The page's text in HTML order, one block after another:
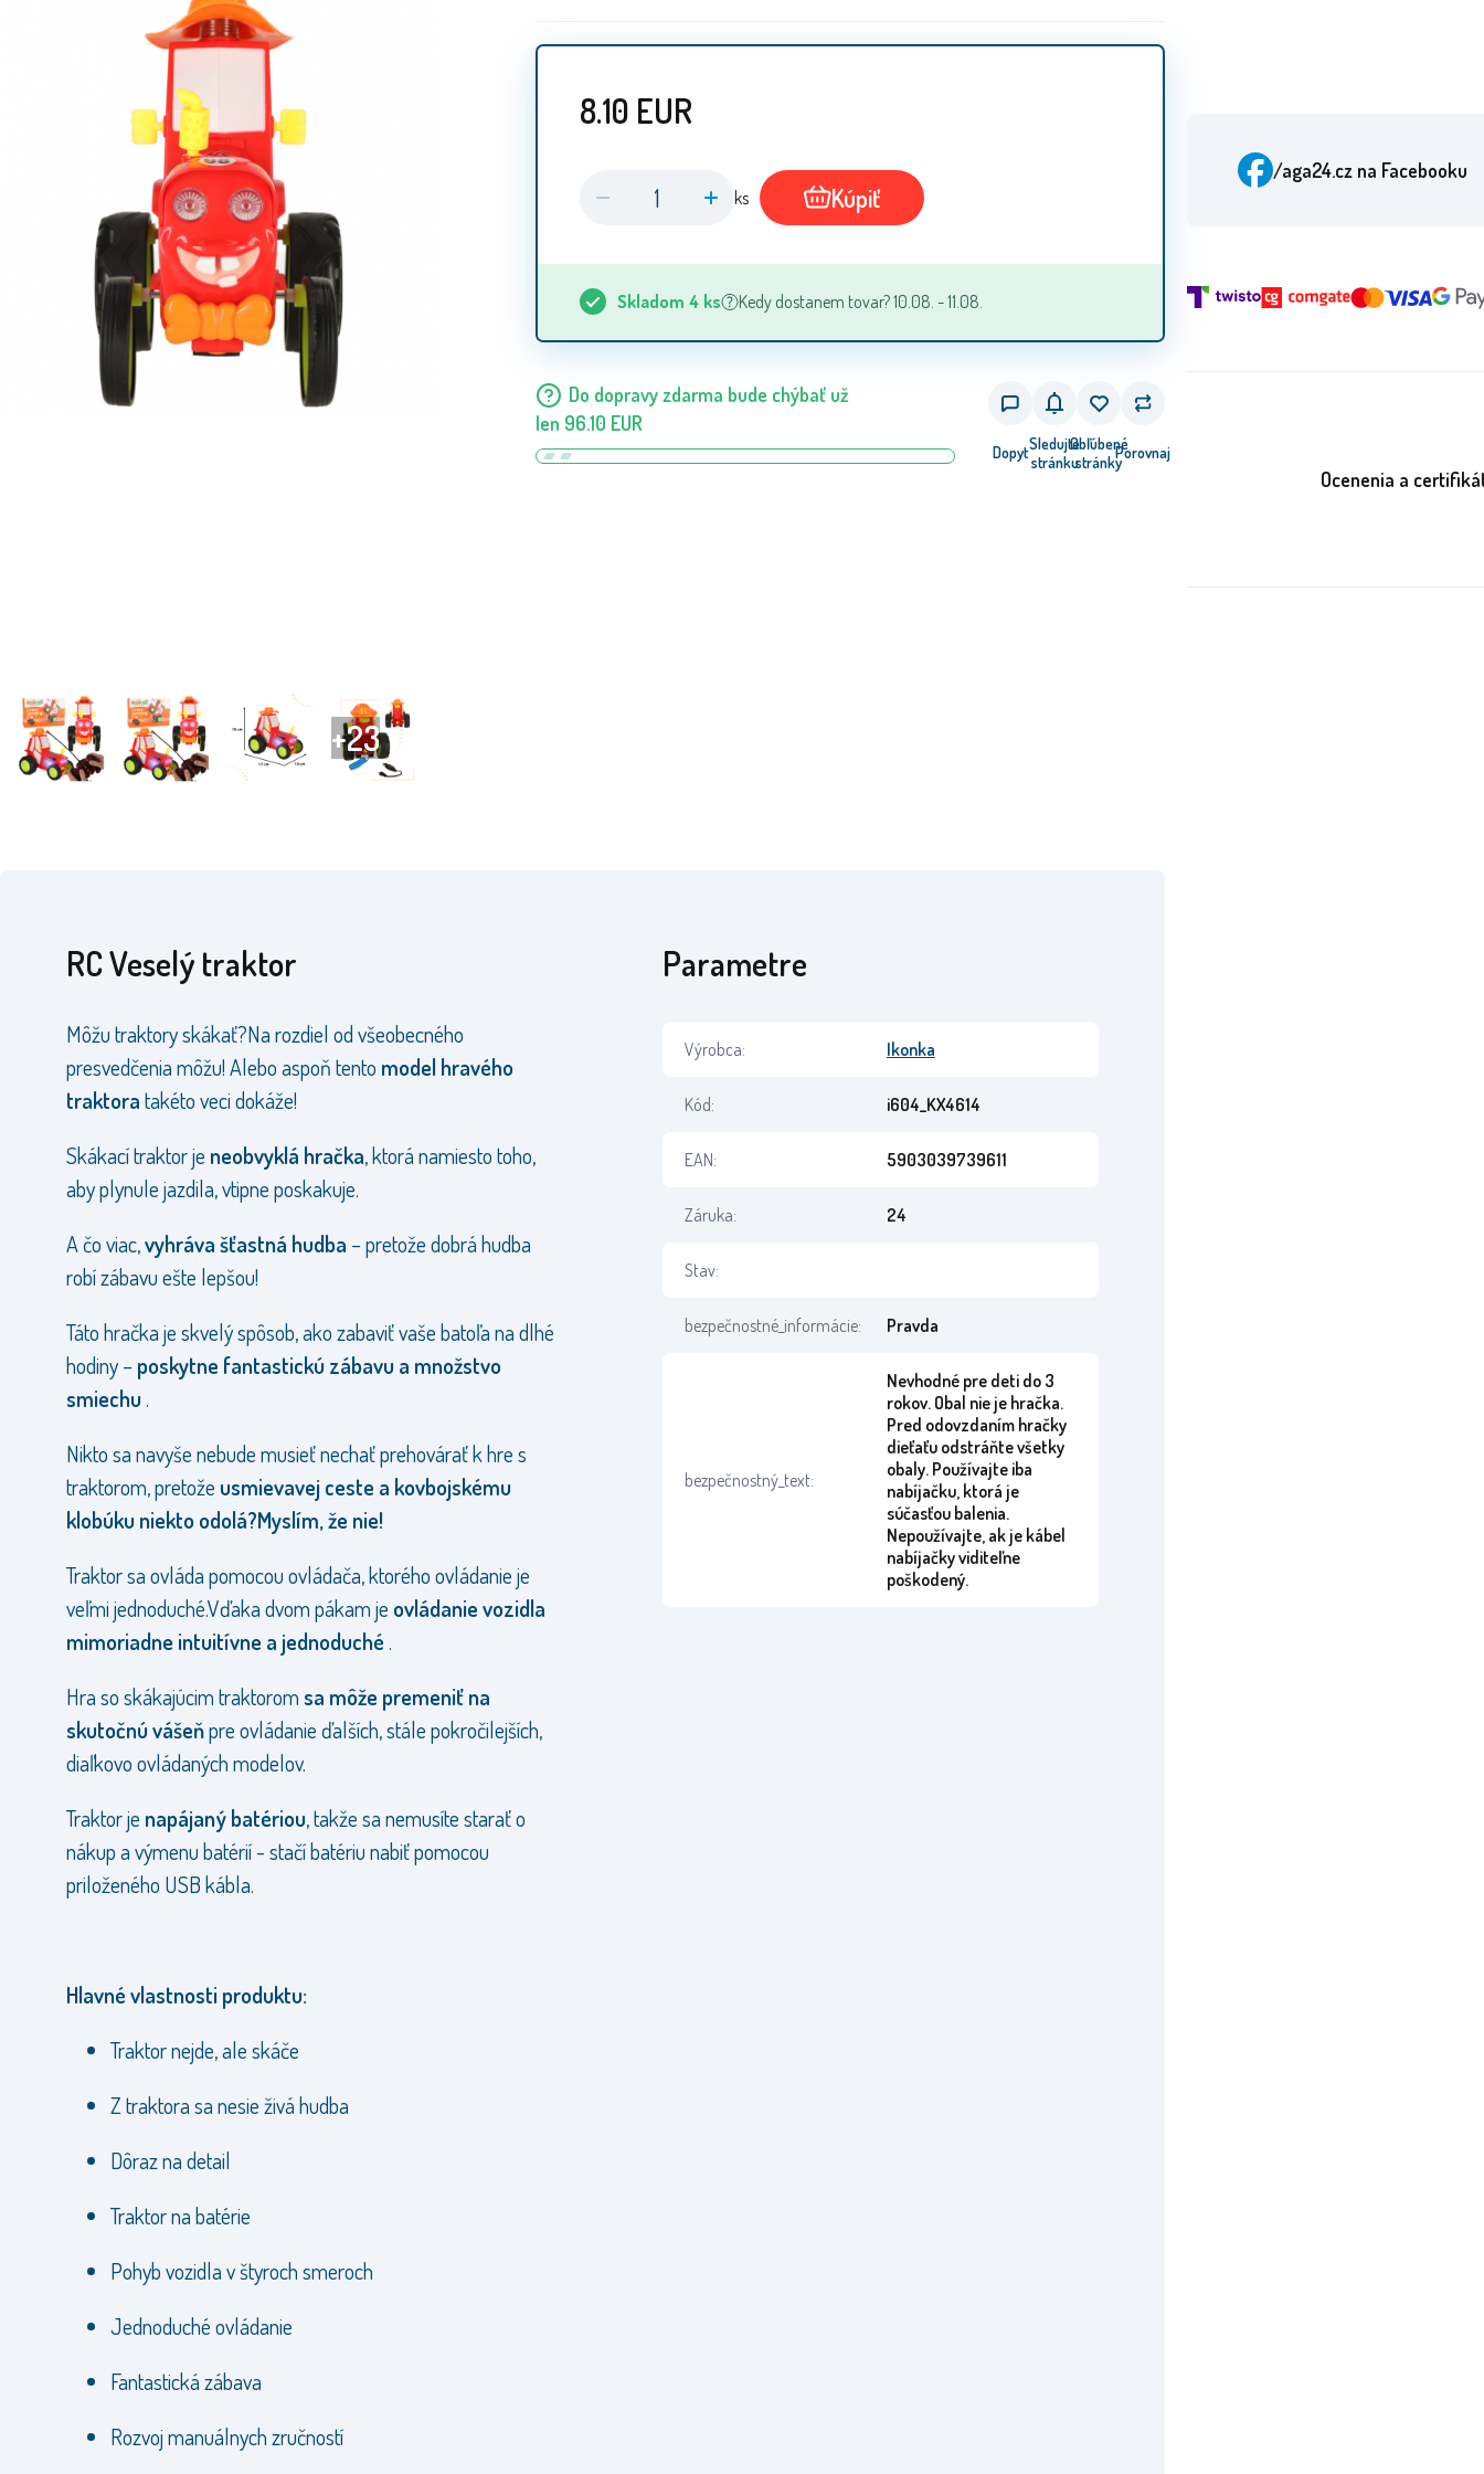
8.10 EUR
ks Kúpiť
Skladom 4 ks Kedy dostanem tovar? 10.08. - 11.08.
Do dopravy zdarma bude chýbať už
len 96.10 EUR
DopytSledujte
stránku
Obľúbené
stránkyPorovnaj
RC Veselý traktor
Môžu traktory skákať?Na rozdiel od všeobecného
presvedčenia môžu! Alebo aspoň tento model hravého
traktoratakéto veci dokáže!
Skákací traktor je neobvyklá hračka, ktorá namiesto toho,
aby plynule jazdila, vtipne poskakuje.
A čo viac,vyhráva šťastná hudba – pretože dobrá hudba
robí zábavu ešte lepšou!
Táto hračka je skvelý spôsob, ako zabaviť vaše batoľa na dlhé
hodiny –poskytne fantastickú zábavu a množstvo
smiechu .
Nikto sa navyše nebude musieť nechať prehovárať k hre s
traktorom, pretože usmievavej ceste a kovbojskému
klobúku niekto odolá?Myslím, že nie!
Traktor sa ovláda pomocou ovládača, ktorého ovládanie je
veľmi jednoduché.Vďaka dvom pákam je ovládanie vozidla
mimoriadne intuitívne a jednoduché .
Hra so skákajúcim traktorom sa môže premeniť na
skutočnú vášeňpre ovládanie ďalších, stále pokročilejších,
diaľkovo ovládaných modelov.
Traktor je napájaný batériou, takže sa nemusíte starať o
nákup a výmenu batérií - stačí batériu nabiť pomocou
priloženého USB kábla.
Hlavné vlastnosti produktu:
Traktor nejde, ale skáče
Z traktora sa nesie živá hudba
Dôraz na detail
Traktor na batérie
Pohyb vozidla v štyroch smeroch
Jednoduché ovládanie
Fantastická zábava
Rozvoj manuálnych zručností
Parametre
Výrobca: Ikonka
Kód: i604_KX4614
EAN: 5903039739611
Záruka: 24
Stav:
bezpečnostné_informácie: Pravda
bezpečnostný_text:
Nevhodné pre deti do 3
rokov. Obal nie je hračka.
Pred odovzdaním hračky
dieťaťu odstráňte všetky
obaly. Používajte iba
nabíjačku, ktorá je
súčasťou balenia.
Nepoužívajte, ak je kábel
nabíjačky viditeľne
poškodený.
/aga24.cz na Facebooku
Ocenenia a